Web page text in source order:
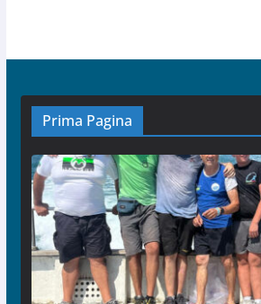
Prima Pagina